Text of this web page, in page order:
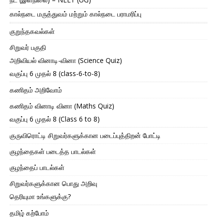
கால்நடை மருத்துவம் மற்றும் கால்நடை பராமரிப்பு
குறுந்தகவல்கள்
சிறுவர் பகுதி
அறிவியல் வினாடி-வினா (Science Quiz)
வகுப்பு 6 முதல் 8 (class-6-to-8)
கணிதம் அறிவோம்
கணிதம் வினாடி வினா (Maths Quiz)
வகுப்பு 6 முதல் 8 (Class 6 to 8)
குருவிரொட்டி சிறுவர்களுக்கான படைப்புத்திறன் போட்டி
குழந்தைகள் படைத்த பாடல்கள்
குழந்தைப் பாடல்கள்
சிறுவர்களுக்கான பொது அறிவு
தெரியுமா உங்களுக்கு?
தமிழ் கற்போம்